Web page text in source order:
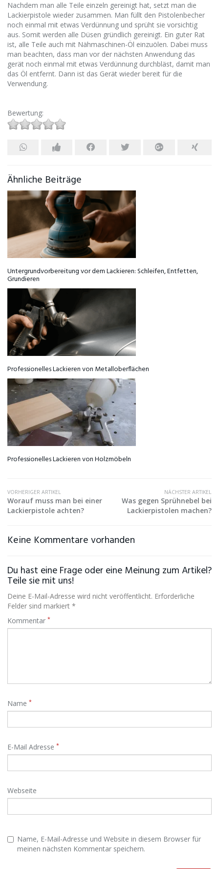
Nachdem man alle Teile einzeln gereinigt hat, setzt man die
Lackierpistole wieder zusammen. Man füllt den Pistolenbecher
noch einmal mit etwas Verdünnung und sprüht sie vorsichtig
aus. Somit werden alle Düsen gründlich gereinigt. Ein guter Rat
ist, alle Teile auch mit Nähmaschinen-Öl einzuölen. Dabei muss
man beachten, dass man vor der nächsten Anwendung das
gerät noch einmal mit etwas Verdünnung durchbläst, damit man
das Öl entfernt. Dann ist das Gerät wieder bereit für die
Verwendung.
Bewertung:
Ähnliche Beiträge
Untergrundvorbereitung vor dem Lackieren: Schleifen, Entfetten,
Grundieren
Professionelles Lackieren von Metalloberflächen
Professionelles Lackieren von Holzmöbeln
VORHERIGER ARTIKEL
Worauf muss man bei einer
Lackierpistole achten?
NÄCHSTER ARTIKEL
Was gegen Sprühnebel bei
Lackierpistolen machen?
Keine Kommentare vorhanden
Du hast eine Frage oder eine Meinung zum Artikel?
Teile sie mit uns!
Deine E-Mail-Adresse wird nicht veröffentlicht. Erforderliche
Felder sind markiert *
Kommentar *
Name *
E-Mail Adresse *
Webseite
Name, E-Mail-Adresse und Website in diesem Browser für
meinen nächsten Kommentar speichern.